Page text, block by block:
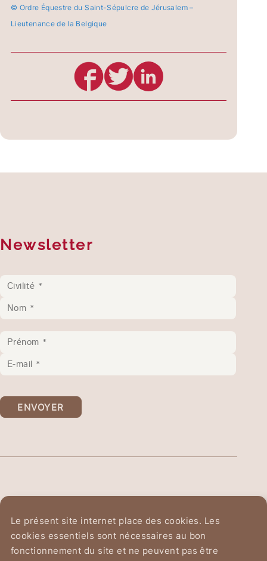
© Ordre Équestre du Saint-Sépulcre de Jérusalem –
Lieutenance de la Belgique
Saint-Sépulcre de Jérusalem
Avenue du Chant d'Oiseau 2
Newsletter
ENVOYER
Le présent site internet place des cookies. Les
cookies essentiels sont nécessaires au bon
fonctionnement du site et ne peuvent pas être